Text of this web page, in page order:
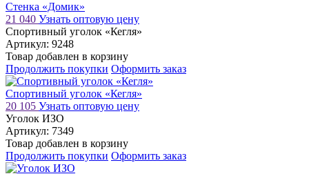
Стенка «Домик»
21 040 Узнать оптовую цену
Спортивный уголок «Кегля»
Артикул: 9248
Товар добавлен в корзину
Продолжить покупки Оформить заказ
Спортивный уголок «Кегля»
20 105 Узнать оптовую цену
Уголок ИЗО
Артикул: 7349
Товар добавлен в корзину
Продолжить покупки Оформить заказ